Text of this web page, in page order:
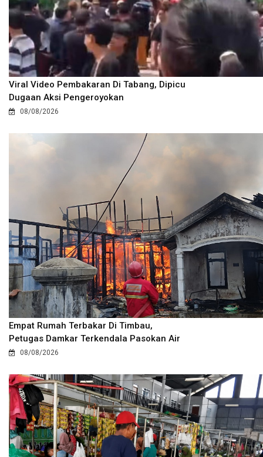
Viral Video Pembakaran Di Tabang, Dipicu
Dugaan Aksi Pengeroyokan
08/08/2026
Empat Rumah Terbakar Di Timbau,
Petugas Damkar Terkendala Pasokan Air
08/08/2026